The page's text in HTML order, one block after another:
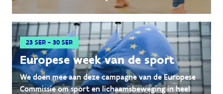
23 SEP. - 30 SEP.
Europese week van de sport
We doen mee aan deze campagne van de Europese
Commissie om sport en lichaamsbeweging in heel